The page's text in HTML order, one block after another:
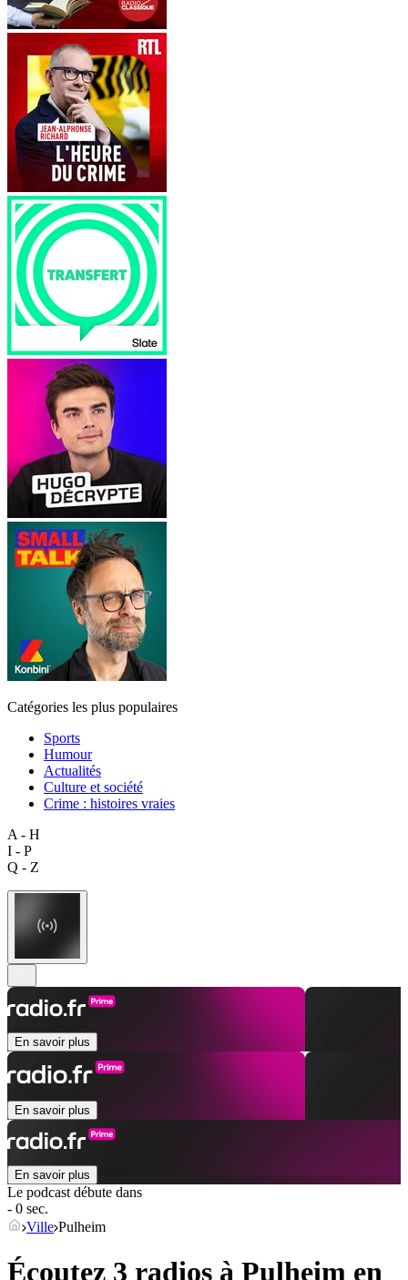
Catégories les plus populaires
Sports
Humour
Actualités
Culture et société
Crime : histoires vraies
A - H
I - P
Q - Z
En savoir plus
En savoir plus
En savoir plus
Le podcast débute dans
- 0 sec.
Ville Pulheim
Écoutez 3 radios à Pulheim en